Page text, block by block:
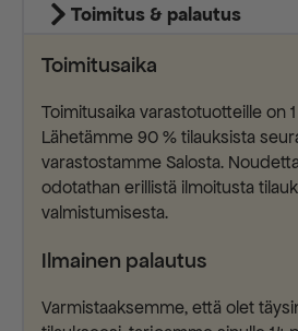
Toimitus & palautus
Toimitusaika
Toimitusaika varastotuotteille on
Lähetämme 90 % tilauksista
varastostamme Salosta.
odotathan erillistä ilmoitusta
valmistumisesta.
Ilmainen palautus
Varmistaaksemme, että olet